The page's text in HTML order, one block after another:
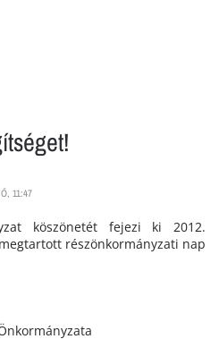
11:47
köszönetét fejezi ki 2012.
részönkormányzati nap